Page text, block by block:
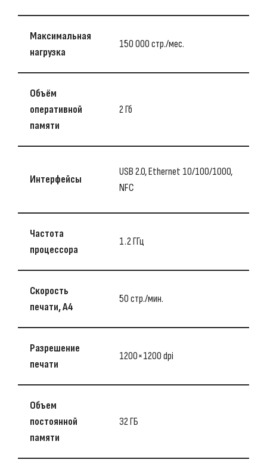
Максимальная
нагрузка
150 000 стр./мес.
Объём
оперативной
памяти
2 Гб
Интерфейсы
USB 2.0, Ethernet 10/100/1000,
NFC
Частота
процессора
1.2 ГГц
Скорость
печати, А4
50 стр./мин.
Разрешение
печати
1200×1200 dpi
Объем
постоянной
памяти
32 ГБ